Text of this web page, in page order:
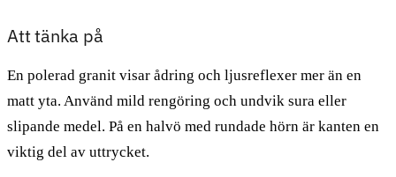
Att tänka på
En polerad granit visar ådring och ljusreflexer mer än en
matt yta. Använd mild rengöring och undvik sura eller
slipande medel. På en halvö med rundade hörn är kanten en
viktig del av uttrycket.